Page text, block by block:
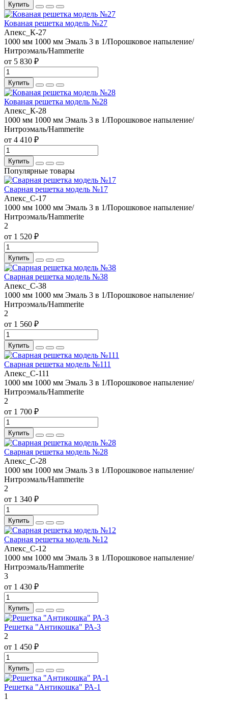
Купить
Кованая решетка модель №27
Апекс_К-27
1000 мм 1000 мм Эмаль 3 в 1/Порошковое напыление/
Нитроэмаль/Hammerite
от 5 830 ₽
Купить
Кованая решетка модель №28
Апекс_К-28
1000 мм 1000 мм Эмаль 3 в 1/Порошковое напыление/
Нитроэмаль/Hammerite
от 4 410 ₽
Купить
Популярные товары
Сварная решетка модель №17
Апекс_С-17
1000 мм 1000 мм Эмаль 3 в 1/Порошковое напыление/
Нитроэмаль/Hammerite
2
от 1 520 ₽
Купить
Сварная решетка модель №38
Апекс_С-38
1000 мм 1000 мм Эмаль 3 в 1/Порошковое напыление/
Нитроэмаль/Hammerite
2
от 1 560 ₽
Купить
Сварная решетка модель №111
Апекс_С-111
1000 мм 1000 мм Эмаль 3 в 1/Порошковое напыление/
Нитроэмаль/Hammerite
2
от 1 700 ₽
Купить
Сварная решетка модель №28
Апекс_С-28
1000 мм 1000 мм Эмаль 3 в 1/Порошковое напыление/
Нитроэмаль/Hammerite
2
от 1 340 ₽
Купить
Сварная решетка модель №12
Апекс_С-12
1000 мм 1000 мм Эмаль 3 в 1/Порошковое напыление/
Нитроэмаль/Hammerite
3
от 1 430 ₽
Купить
Решетка "Антикошка" РА-3
2
от 1 450 ₽
Купить
Решетка "Антикошка" РА-1
1